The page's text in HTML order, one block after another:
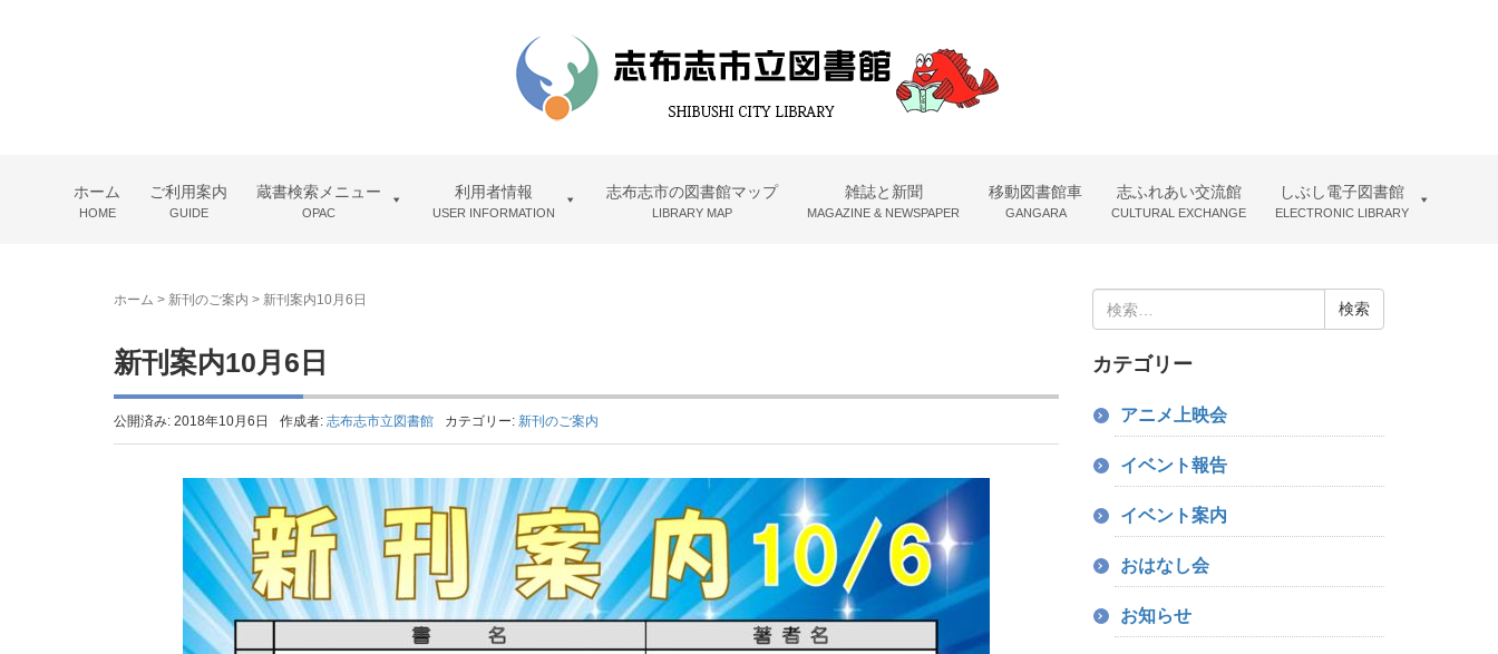
ホーム
HOME
ご利用案内
GUIDE
蔵書検索メニュー
OPAC
利用者情報
USER INFORMATION
志布志市の図書館マップ
LIBRARY MAP
雑誌と新聞
MAGAZINE & NEWSPAPER
移動図書館車
GANGARA
志ふれあい交流館
CULTURAL EXCHANGE
しぶし電子図書館
ELECTRONIC LIBRARY
ホーム > 新刊のご案内 > 新刊案内10月6日
新刊案内10月6日
公開済み: 2018年10月6日 作成者: 志布志市立図書館 カテゴリー: 新刊のご案内
索:
カテゴリー
アニメ上映会
イベント報告
イベント案内
おはなし会
お知らせ